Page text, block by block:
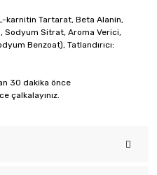
karnitin Tartarat, Beta Alanin,
Sodyum Sitrat, Aroma Verici,
Benzoat), Tatlandırıcı:
30 dakika önce
çalkalayınız.